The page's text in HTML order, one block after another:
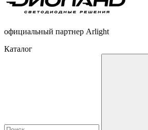
официальный партнер Arlight
Каталог